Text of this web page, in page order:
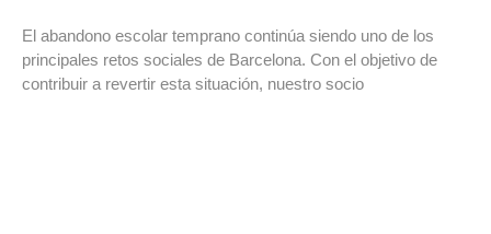
El abandono escolar temprano continúa siendo uno de los
principales retos sociales de Barcelona. Con el objetivo de
contribuir a revertir esta situación, nuestro socio